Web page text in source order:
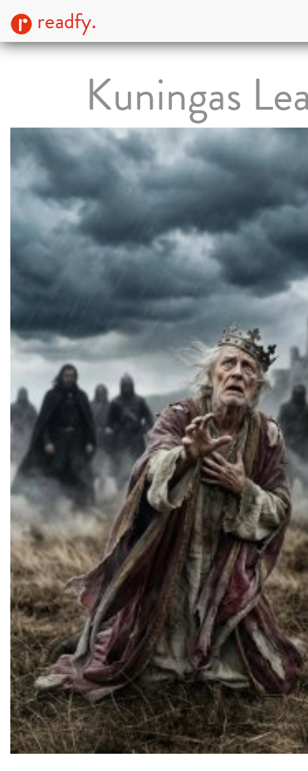
readfy.
Kuningas